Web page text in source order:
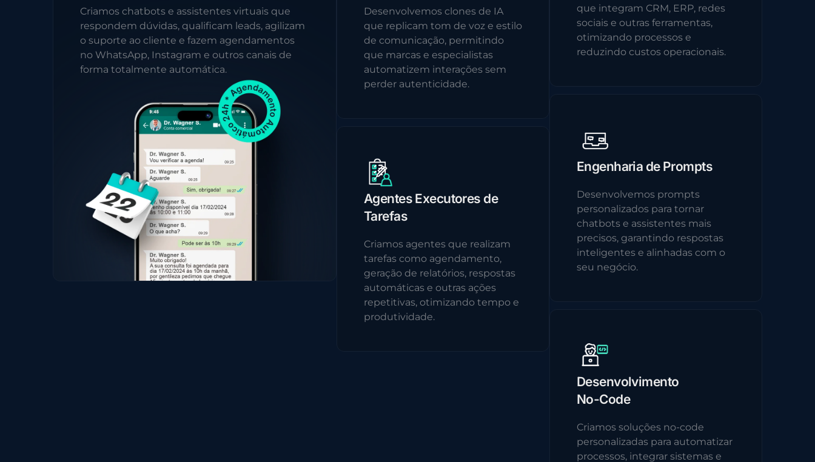
Criamos chatbots e assistentes virtuais que
respondem dúvidas, qualificam leads, agilizam
o suporte ao cliente e fazem agendamentos
no WhatsApp, Instagram e outros canais de
forma totalmente automática.
Desenvolvemos clones de IA
que replicam tom de voz e estilo
de comunicação, permitindo
que marcas e especialistas
automatizem interações sem
perder autenticidade.
Agentes Executores de
Tarefas
Criamos agentes que realizam
tarefas como agendamento,
geração de relatórios, respostas
automáticas e outras ações
repetitivas, otimizando tempo e
produtividade.
que integram CRM, ERP, redes
sociais e outras ferramentas,
otimizando processos e
reduzindo custos operacionais.
Engenharia de Prompts
Desenvolvemos prompts
personalizados para tornar
chatbots e assistentes mais
precisos, garantindo respostas
inteligentes e alinhadas com o
seu negócio.
Desenvolvimento
No-Code
Criamos soluções no-code
personalizadas para automatizar
processos, integrar sistemas e